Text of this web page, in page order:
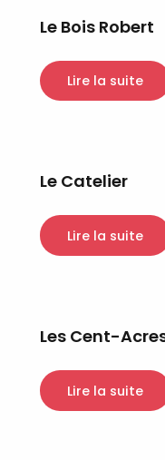
Le Bois Robert
Lire la suite
Le Catelier
Lire la suite
Les Cent-
Lire la suite